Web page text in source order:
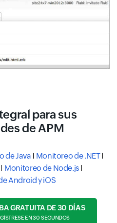
para sus
de APM
de Java
Monitoreo de .NET
Monitoreo de Node.js
Android y iOS
GRATUITA DE 30 DÍAS
EN 30 SEGUNDOS